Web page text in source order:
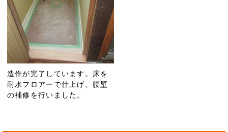
造作が完了しています。床を
耐水フロアーで仕上げ、腰壁
の補修を行いました。